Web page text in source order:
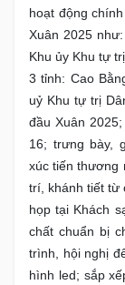
hoạt động
Xuân 2025
Khu ủy Khu tự
3 tỉnh: Cao
uỷ Khu tự trị
đầu Xuân
16; trưng bày,
xúc tiến thương
trí, khánh tiết từ
họp tại Khách
chất chuẩn bị
trình, hội nghị
hình led; sắp